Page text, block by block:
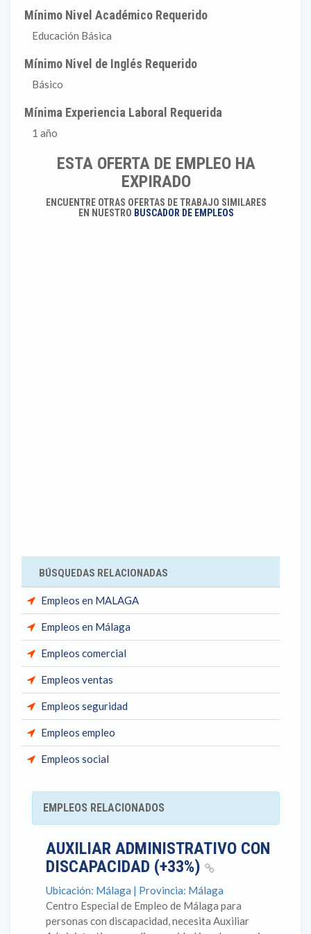
Mínimo Nivel Académico Requerido
Educación Básica
Mínimo Nivel de Inglés Requerido
Básico
Mínima Experiencia Laboral Requerida
1 año
ESTA OFERTA DE EMPLEO HA
EXPIRADO
ENCUENTRE OTRAS OFERTAS DE TRABAJO SIMILARES
EN NUESTRO BUSCADOR DE EMPLEOS
BÚSQUEDAS RELACIONADAS
Empleos en MALAGA
Empleos en Málaga
Empleos comercial
Empleos ventas
Empleos seguridad
Empleos empleo
Empleos social
EMPLEOS RELACIONADOS
AUXILIAR ADMINISTRATIVO CON
DISCAPACIDAD (+33%)
Ubicación: Málaga | Provincia: Málaga
Centro Especial de Empleo de Málaga para
personas con discapacidad, necesita Auxiliar